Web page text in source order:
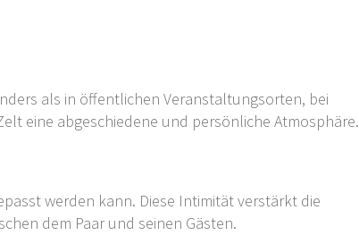
als in öffentlichen Veranstaltungsorten, bei
eine abgeschiedene und persönliche Atmosphäre.
werden kann. Diese Intimität verstärkt die
dem Paar und seinen Gästen.